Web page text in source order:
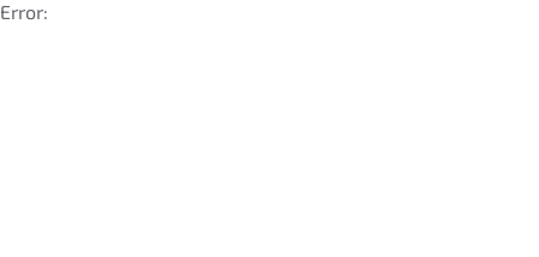
Error: